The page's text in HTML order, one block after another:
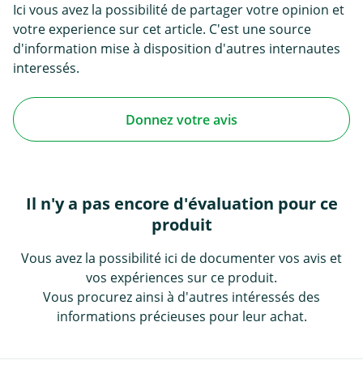
Ici vous avez la possibilité de partager votre opinion et
votre experience sur cet article. C'est une source
d'information mise à disposition d'autres internautes
interessés.
Donnez votre avis
Il n'y a pas encore d'évaluation pour ce
produit
Vous avez la possibilité ici de documenter vos avis et
vos expériences sur ce produit.
Vous procurez ainsi à d'autres intéressés des
informations précieuses pour leur achat.